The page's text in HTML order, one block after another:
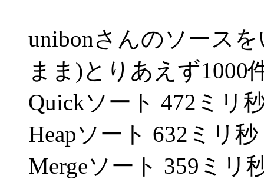
unibonさんのソース
まま)とりあえず1000
Quickソート 472ミリ
Heapソート 632ミリ秒
Mergeソート 359ミリ